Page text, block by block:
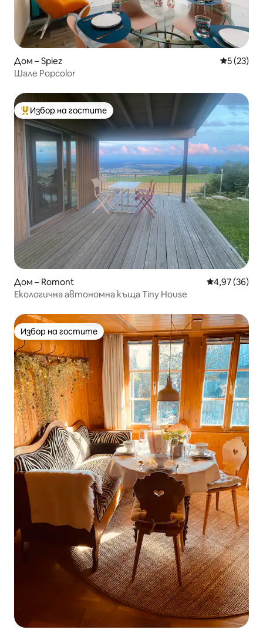
Дом – Spiez Средна
5 (23)
Шале Popcolor
Най-популярен избор на гостите
Избор на гостите
Дом – Romont Средна
4,97 (36)
Екологична автономна къща Tiny House
Избор на гостите
Избор на гостите